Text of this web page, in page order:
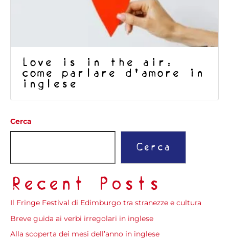
Love is in the air:
come parlare d’amore in
inglese
Cerca
Cerca
Recent Posts
Il Fringe Festival di Edimburgo tra stranezze e cultura
Breve guida ai verbi irregolari in inglese
Alla scoperta dei mesi dell’anno in inglese